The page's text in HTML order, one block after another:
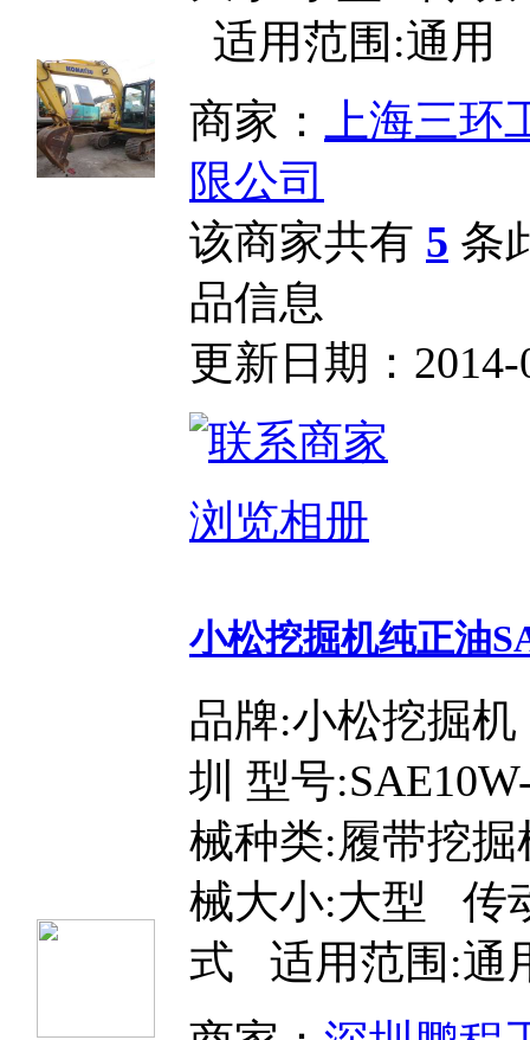
适用范围:通用
商家：
上海三
限公司
该商家共有 5 条
品信息
更新日期：2014-
浏览相册
小松挖掘机纯正油
品牌:小松挖掘
圳 型号
械种类:履带挖
械大小:大型 传
式 适用范围: